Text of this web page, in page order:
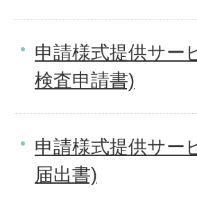
申請様式提供サー
検査申請書)
申請様式提供サー
届出書)